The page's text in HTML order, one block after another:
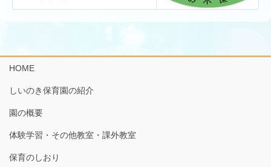
HOME
しいのき保育園の紹介
園の概要
体験学習・その他教室・課外教室
保育のしおり